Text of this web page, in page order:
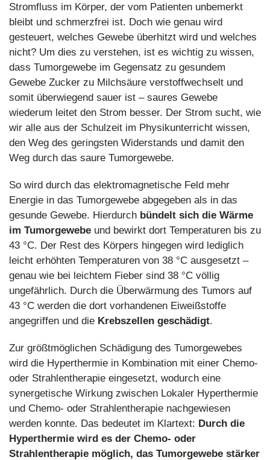
Stromfluss im Körper, der vom Patienten unbemerkt
bleibt und schmerzfrei ist. Doch wie genau wird
gesteuert, welches Gewebe überhitzt wird und welches
nicht? Um dies zu verstehen, ist es wichtig zu wissen,
dass Tumorgewebe im Gegensatz zu gesundem
Gewebe Zucker zu Milchsäure verstoffwechselt und
somit überwiegend sauer ist – saures Gewebe
wiederum leitet den Strom besser. Der Strom sucht, wie
wir alle aus der Schulzeit im Physikunterricht wissen,
den Weg des geringsten Widerstands und damit den
Weg durch das saure Tumorgewebe.
So wird durch das elektromagnetische Feld mehr
Energie in das Tumorgewebe abgegeben als in das
gesunde Gewebe. Hierdurch bündelt sich die Wärme
im Tumorgewebe und bewirkt dort Temperaturen bis zu
43 °C. Der Rest des Körpers hingegen wird lediglich
leicht erhöhten Temperaturen von 38 °C ausgesetzt –
genau wie bei leichtem Fieber sind 38 °C völlig
ungefährlich. Durch die Überwärmung des Tumors auf
43 °C werden die dort vorhandenen Eiweißstoffe
angegriffen und die Krebszellen geschädigt.
Zur größtmöglichen Schädigung des Tumorgewebes
wird die Hyperthermie in Kombination mit einer Chemo-
oder Strahlentherapie eingesetzt, wodurch eine
synergetische Wirkung zwischen Lokaler Hyperthermie
und Chemo- oder Strahlentherapie nachgewiesen
werden konnte. Das bedeutet im Klartext: Durch die
Hyperthermie wird es der Chemo- oder
Strahlentherapie möglich, das Tumorgewebe stärker